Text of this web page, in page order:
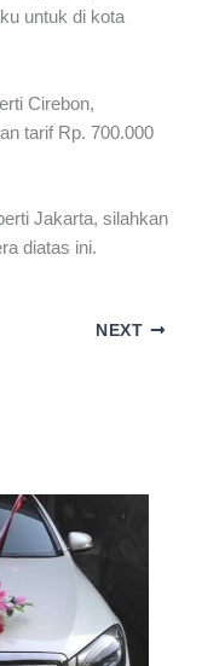
untuk di kota
Cirebon,
tarif Rp. 700.000
Jakarta, silahkan
diatas ini.
NEXT